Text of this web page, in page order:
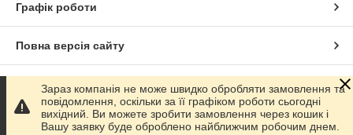
Графік роботи
Повна версія сайту
Сайт створено на маркетплейсіProm.ua
Політика конфіденційності
Зараз компанія не може швидко обробляти замовлення та
повідомлення, оскільки за її графіком роботи сьогодні
вихідний. Ви можете зробити замовлення через кошик і
Вашу заявку буде оброблено найближчим робочим днем.